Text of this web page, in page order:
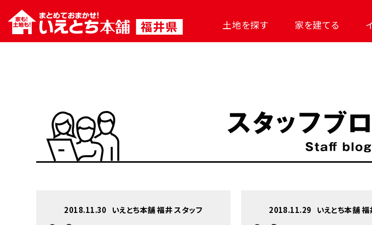
土地を探す 家を建てる
2018.11.30 いえとち本舗 福井 スタッフ 2018.11.29 いえとち本舗 福